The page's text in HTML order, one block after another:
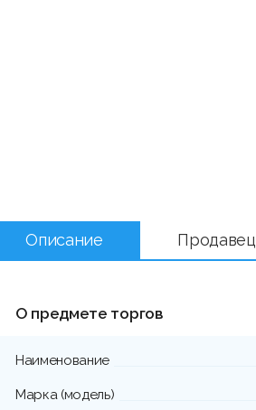
Описание Продавец
О предмете торгов
Наименование
Марка (модель)